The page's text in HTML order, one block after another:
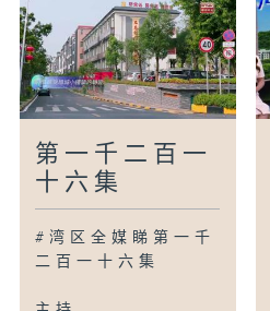
第一千二百一
十六集
#湾区全媒睇第一千
二百一十六集